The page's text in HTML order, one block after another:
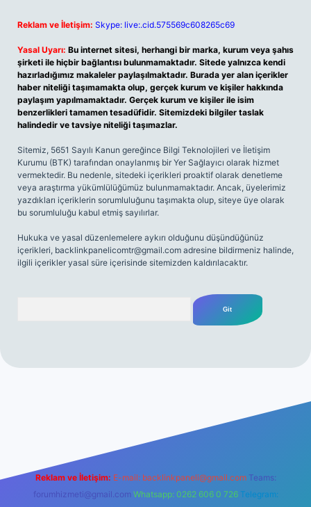
Reklam ve İletişim: Skype: live:.cid.575569c608265c69
Yasal Uyarı: Bu internet sitesi, herhangi bir marka, kurum veya şahıs
şirketi ile hiçbir bağlantısı bulunmamaktadır. Sitede yalnızca kendi
hazırladığımız makaleler paylaşılmaktadır. Burada yer alan içerikler
haber niteliği taşımamakta olup, gerçek kurum ve kişiler hakkında
paylaşım yapılmamaktadır. Gerçek kurum ve kişiler ile isim
benzerlikleri tamamen tesadüfidir. Sitemizdeki bilgiler taslak
halindedir ve tavsiye niteliği taşımazlar.
Sitemiz, 5651 Sayılı Kanun gereğince Bilgi Teknolojileri ve İletişim
Kurumu (BTK) tarafından onaylanmış bir Yer Sağlayıcı olarak hizmet
vermektedir. Bu nedenle, sitedeki içerikleri proaktif olarak denetleme
veya araştırma yükümlülüğümüz bulunmamaktadır. Ancak, üyelerimiz
yazdıkları içeriklerin sorumluluğunu taşımakta olup, siteye üye olarak
bu sorumluluğu kabul etmiş sayılırlar.
Hukuka ve yasal düzenlemelere aykırı olduğunu düşündüğünüz
içerikleri, backlinkpanelicomtr@gmail.com adresine bildirmeniz halinde,
ilgili içerikler yasal süre içerisinde sitemizden kaldırılacaktır.
Reklam ve İletişim: E-mail: backlinkpaneli@gmail.com Teams:
forumhizmeti@gmail.com Whatsapp: 0262 606 0 726 Telegram: